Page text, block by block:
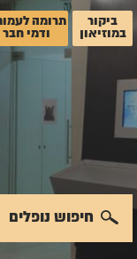
ביקור
במוזיאון
תרומה
ודמי חבר
חיפוש נופלים